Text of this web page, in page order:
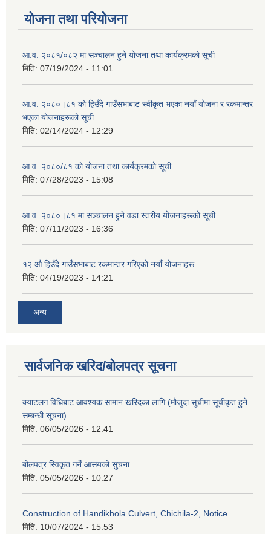
योजना तथा परियोजना
आ.व. २०८१/०८२ मा सञ्चालन हुने योजना तथा कार्यक्रमको सूची
मिति: 07/19/2024 - 11:01
आ.व. २०८०।८१ को हिउँदे गाउँसभाबाट स्वीकृत भएका नयाँ योजना र रकमान्तर
भएका योजनाहरूको सूची
मिति: 02/14/2024 - 12:29
आ.व. २०८०/८१ को योजना तथा कार्यक्रमको सूची
मिति: 07/28/2023 - 15:08
आ.व. २०८०।८१ मा सञ्चालन हुने वडा स्तरीय योजनाहरूको सूची
मिति: 07/11/2023 - 16:36
१२ औ हिउँदे गाउँसभाबाट रकमान्तर गरिएको नयाँ योजनाहरू
मिति: 04/19/2023 - 14:21
अन्य
सार्वजनिक खरिद/बोलपत्र सूचना
क्याटलग विधिबाट आवश्यक सामान खरिदका लागि (मौजुदा सूचीमा सूचीकृत हुने
सम्बन्धी सूचना)
मिति: 06/05/2026 - 12:41
बोलपत्र स्विकृत गर्ने आसयको सुचना
मिति: 05/05/2026 - 10:27
Construction of Handikhola Culvert, Chichila-2, Notice
मिति: 10/07/2024 - 15:53